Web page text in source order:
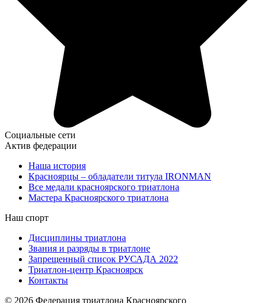
Социальные сети
Актив федерации
Наша история
Красноярцы – обладатели титула IRONMAN
Все медали красноярского триатлона
Мастера Красноярского триатлона
Наш спорт
Дисциплины триатлона
Звания и разряды в триатлоне
Запрещенный список РУСАДА 2022
Триатлон-центр Красноярск
Контакты
© 2026 Федерация триатлона Красноярского